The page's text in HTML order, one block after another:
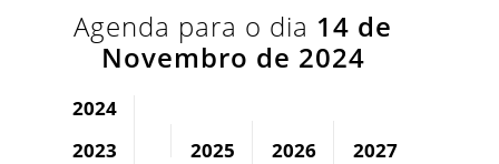
Agenda para o dia 14 de
Novembro de 2024
2024
2023
2025 2026 2027